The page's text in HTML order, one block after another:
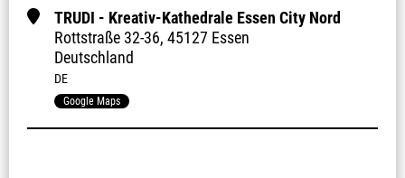
TRUDI - Kreativ-Kathedrale Essen City Nord
Rottstraße 32-36, 45127 Essen
Deutschland
DE
Google Maps